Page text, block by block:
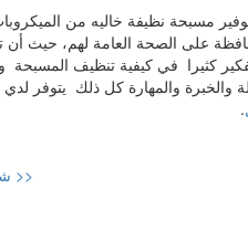
مسبحة نظيفة خاليه من
الصحة العامة لهم، حيث أن
كثيرا في كيفية تنظيف
والخبرة والمهارة كل ذلك يتوفر
.
<<